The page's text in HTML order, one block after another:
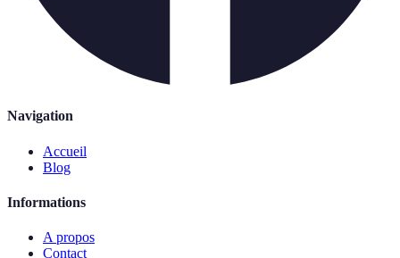
Navigation
Accueil
Blog
Informations
A propos
Contact